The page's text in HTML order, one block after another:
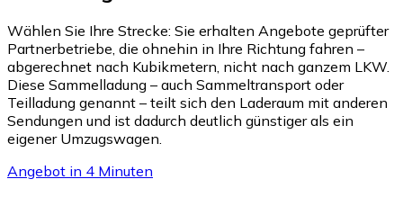
Wählen Sie Ihre Strecke: Sie erhalten Angebote geprüfter
Partnerbetriebe, die ohnehin in Ihre Richtung fahren –
abgerechnet nach Kubikmetern, nicht nach ganzem LKW.
Diese Sammelladung – auch Sammeltransport oder
Teilladung genannt – teilt sich den Laderaum mit anderen
Sendungen und ist dadurch deutlich günstiger als ein
eigener Umzugswagen.
Angebot in 4 Minuten